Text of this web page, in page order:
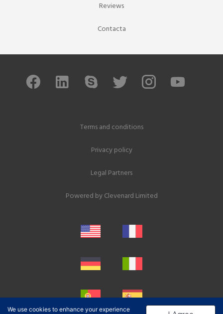
Reviews
Contacta
Terms and conditions
Privacy policy
Legal Partners
Powered byClevenard Limited
We use cookies to enhance your experience